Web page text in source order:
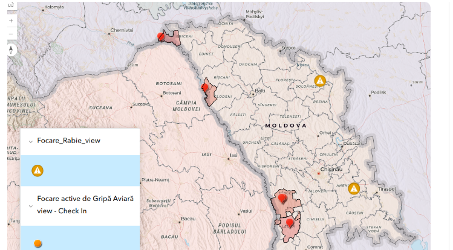
/ Acum 7 ore
Zelenski a ajuns în Serbia, în prima
sa vizită în acest stat aliat
tradițional al Rusiei după 2022